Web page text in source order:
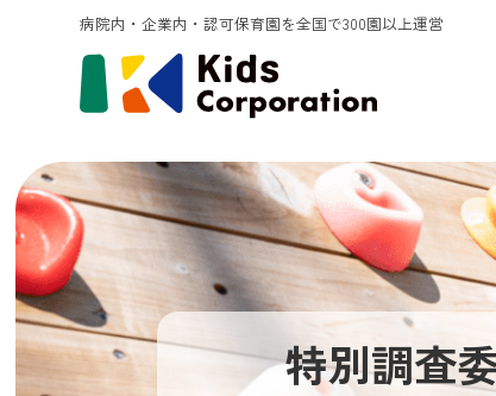
病院内・企業内・認可保育園を全国で300園以上運営
特別調査